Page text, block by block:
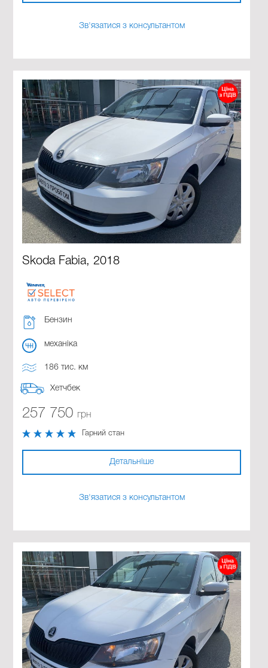
Зв'язатися з консультантом
Skoda Fabia, 2018
Бензин
механіка
186 тис. км
Хетчбек
257 750 грн
Гарний стан
Детальніше
Зв'язатися з консультантом